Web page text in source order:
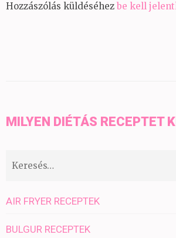
Hozzászólás küldéséhez be kell
MILYEN DIÉTÁS RECEPTET
Keresés:
AIR FRYER RECEPTEK
BULGUR RECEPTEK